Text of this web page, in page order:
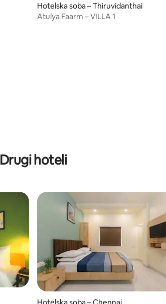
Hotelska soba – Thiruvidanthai
Atulya Faarm – VILLA 1
Drugi hoteli